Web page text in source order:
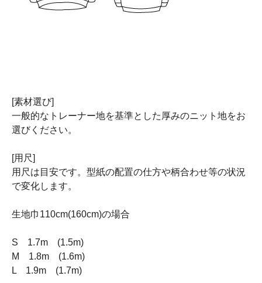
[素材選び]
一般的なトレーナー地を基準とした厚みのニット地をお
選びください。
[用尺]
用尺は目安です。型紙の配置の仕方や柄合わせ等の状況
で変化します。
生地巾110cm(160cm)の場合
S 1.7m (1.5m)
M 1.8m (1.6m)
L 1.9m (1.7m)